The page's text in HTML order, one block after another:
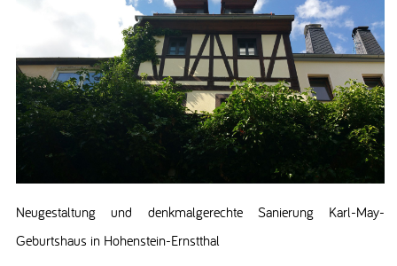
Neugestaltung und denkmalgerechte Sanierung Karl-May-
Geburtshaus in Hohenstein-Ernstthal